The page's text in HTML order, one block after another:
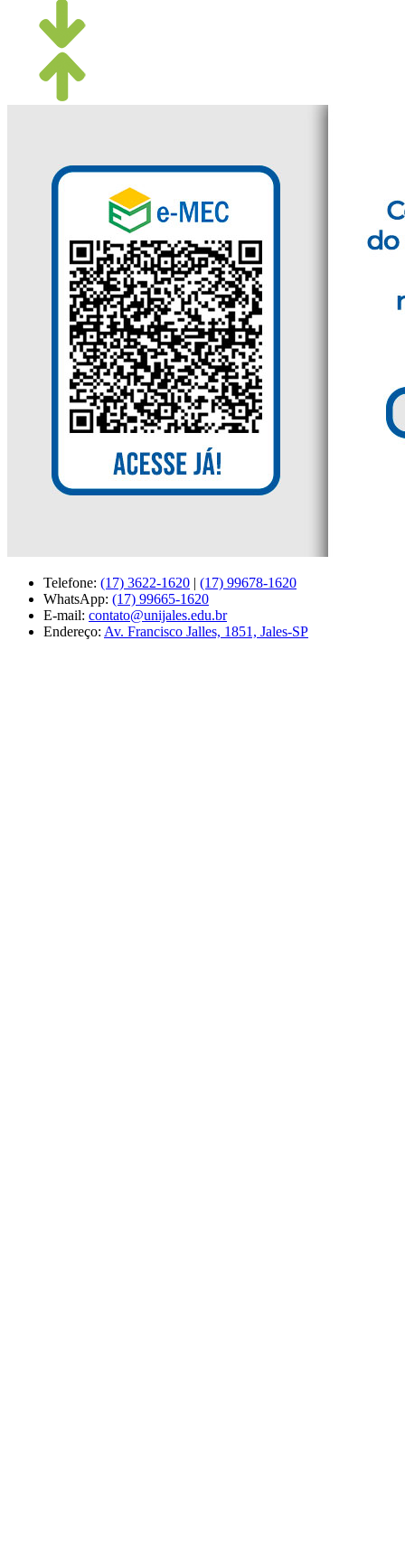
Telefone: (17) 3622-1620 | (17) 99678-1620
WhatsApp: (17) 99665-1620
E-mail: contato@unijales.edu.br
Endereço: Av. Francisco Jalles, 1851, Jales-SP